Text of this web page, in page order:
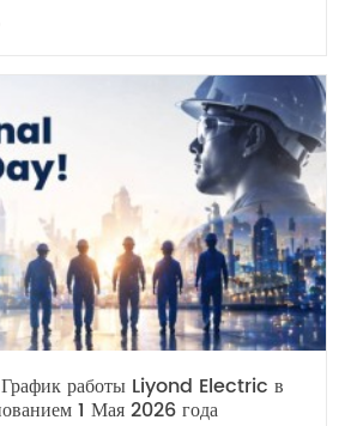
работы Liyond Electric в
1 Мая 2026 года